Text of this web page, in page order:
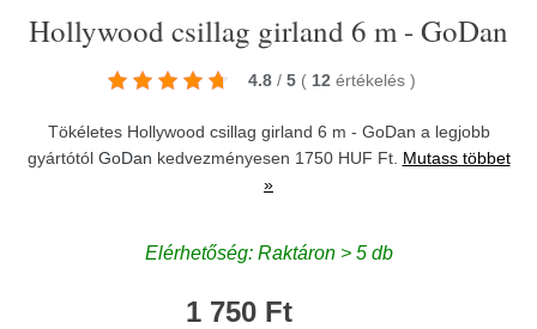
Hollywood csillag girland 6 m - GoDan
4.8 / 5 ( 12 értékelés )
Tökéletes Hollywood csillag girland 6 m - GoDan a legjobb
gyártótól GoDan kedvezményesen 1750 HUF Ft. Mutass többet
»
Elérhetőség: Raktáron > 5 db
1 750 Ft